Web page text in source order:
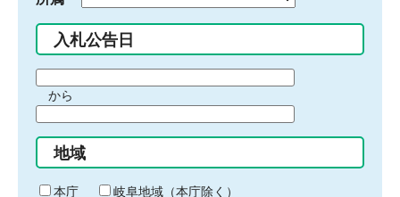
入札公告日
間
始
り
から
間
終
わ
地域
本庁
岐阜地域（本庁除く）